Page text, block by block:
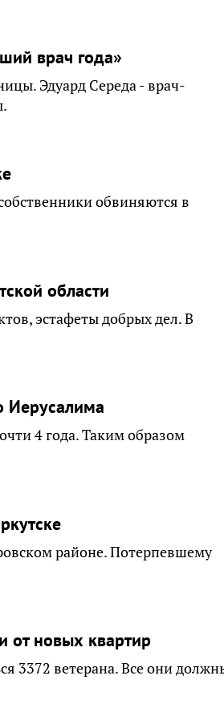
врач года»
Эдуард Середа - врач-
обвиняются в
области
эстафеты добрых дел. В
Иерусалима
4 года. Таким образом
районе. Потерпевшему
от новых квартир
3372 ветерана. Все они